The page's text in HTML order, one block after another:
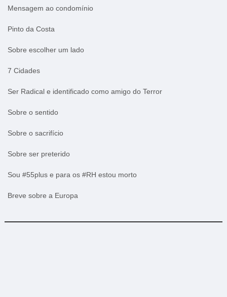
Mensagem ao condomínio
Pinto da Costa
Sobre escolher um lado
7 Cidades
Ser Radical e identificado como amigo do Terror
Sobre o sentido
Sobre o sacrifício
Sobre ser preterido
Sou #55plus e para os #RH estou morto
Breve sobre a Europa